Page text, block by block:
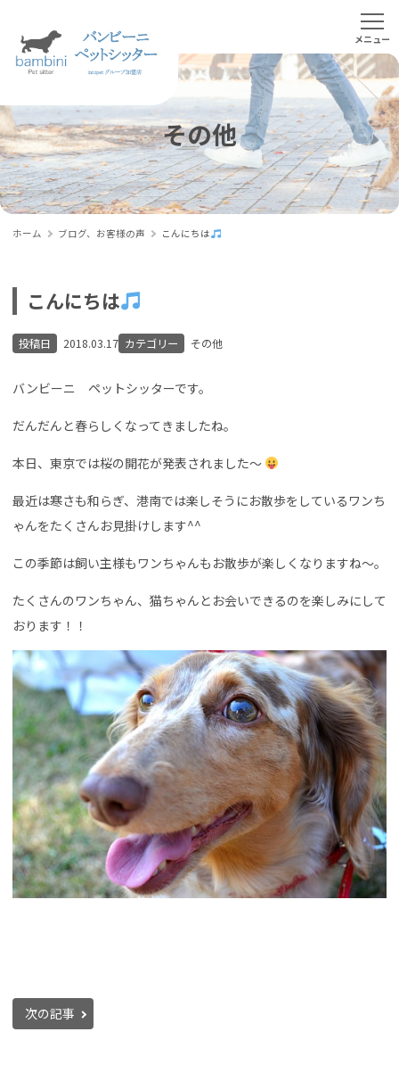
その他
ホーム ブログ、お客様の声 こんにちは
こんにちは
投稿日 2018.03.17 カテゴリー その他
バンビーニ ペットシッターです。
だんだんと春らしくなってきましたね。
本日、東京では桜の開花が発表されました～
最近は寒さも和らぎ、港南では楽しそうにお散歩をしているワンち
ゃんをたくさんお見掛けします^^
この季節は飼い主様もワンちゃんもお散歩が楽しくなりますね～。
たくさんのワンちゃん、猫ちゃんとお会いできるのを楽しみにして
おります！！
次の記事